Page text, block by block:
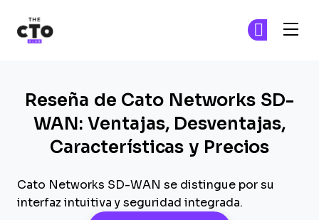
Reseña de Cato Networks SD-
WAN: Ventajas, Desventajas,
Características y Precios
Cato Networks SD-WAN se distingue por su
interfaz intuitiva y seguridad integrada.